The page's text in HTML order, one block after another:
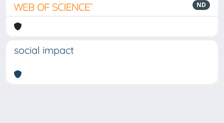
ND
social impact